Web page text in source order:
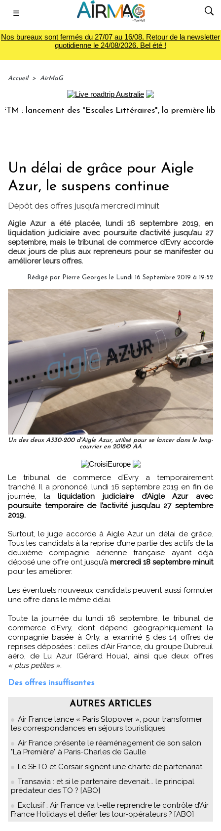
☰
Nos bureaux sont fermés du 27/07 au 16/08. Retour de la newsletter
quotidienne le 24/08/2026. Bel été !
Accueil > AirMaG
des "Escales Littéraires", la première librairie
Un délai de grâce pour Aigle
Azur, le suspens continue
Dépôt des offres jusqu’à mercredi minuit
Aigle Azur a été placée, lundi 16 septembre 2019, en
liquidation judiciaire avec poursuite d’activité jusqu’au 27
septembre, mais le tribunal de commerce d’Evry accorde
deux jours de plus aux repreneurs pour se manifester ou
améliorer leurs offres.
Rédigé par Pierre Georges le Lundi 16 Septembre 2019 à 19:52
Un des deux A330-200 d'Aigle Azur, utilisé pour se lancer dans le long-
courrier en 2018© AA
Le tribunal de commerce d’Evry a temporairement
tranché. Il a prononcé, lundi 16 septembre 2019 en fin de
journée, laliquidation judiciaire d’Aigle Azur avec
poursuite temporaire de l’activité jusqu’au 27 septembre
2019.
Surtout, le juge accorde à Aigle Azur un délai de grâce.
Tous les candidats à la reprise d’une partie des actifs de la
deuxième compagnie aérienne française ayant déjà
déposé une offre ont jusqu’à mercredi 18 septembre minuit
pour les améliorer.
Les éventuels nouveaux candidats peuvent aussi formuler
une offre dans le même délai.
Toute la journée du lundi 16 septembre, le tribunal de
commerce d’Evry, dont dépend géographiquement la
compagnie basée à Orly, a examiné 5 des 14 offres de
reprises déposées : celles d’Air France, du groupe Dubreuil
aéro, de Lu Azur (Gérard Houa), ainsi que deux offres
« plus petites ».
Des offres insuffisantes
AUTRES ARTICLES
Air France lance « Paris Stopover », pour transformer
les correspondances en séjours touristiques
Air France présente le réaménagement de son salon
"La Première" à Paris-Charles de Gaulle
Le SETO et Corsair signent une charte de partenariat
Transavia : et si le partenaire devenait... le principal
prédateur des TO ? [ABO]
Exclusif : Air France va t-elle reprendre le contrôle d’Air
France Holidays et défier les tour-opérateurs ? [ABO]